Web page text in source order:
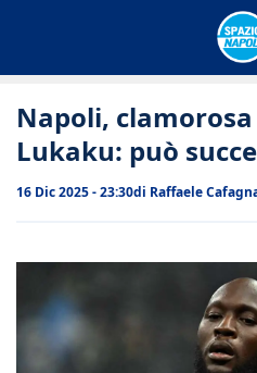
Napoli,
Lukaku: può
16 Dic 2025 - 23:30di Raffaele